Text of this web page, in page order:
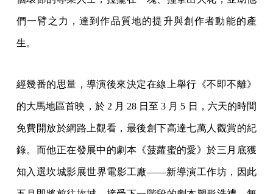
們一臂之力，達到作品質地的提升與創作者動能的產
生。
經幾番的思量，導演後來決定在線上舉行《不即不離》
的大馬地區首映，於 2 月 28 日至 3 月 5 日，六天的時間
免費開放於網路上觀看，最後創下高達七萬人觀賞的紀
錄。而他正在發展中的劇本《菠蘿蜜的愛》於三月底獲
知入選坎城影展世界電影工廠——新導演工作坊，因此